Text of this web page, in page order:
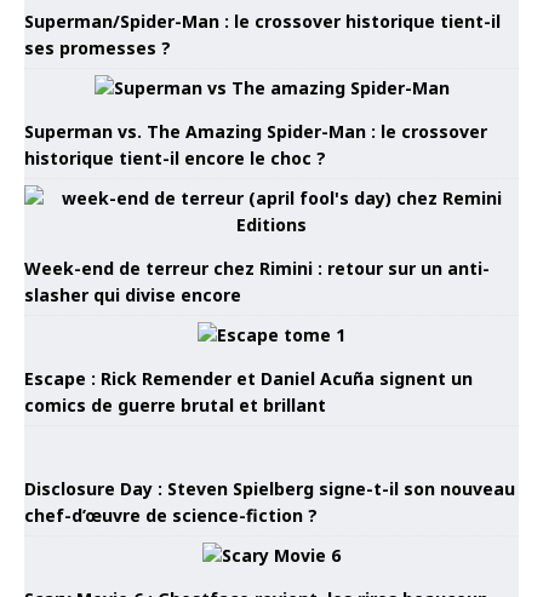
Superman/Spider-Man : le crossover historique tient-il
ses promesses ?
Superman vs. The Amazing Spider-Man : le crossover
historique tient-il encore le choc ?
Week-end de terreur chez Rimini : retour sur un anti-
slasher qui divise encore
Escape : Rick Remender et Daniel Acuña signent un
comics de guerre brutal et brillant
Disclosure Day : Steven Spielberg signe-t-il son nouveau
chef-d’œuvre de science-fiction ?